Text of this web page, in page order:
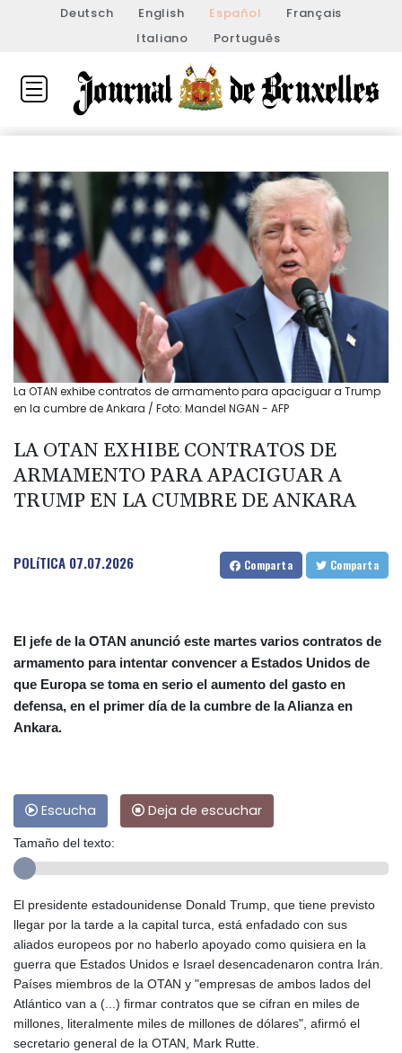
Deutsch English Español
Français
Italiano
Português
La OTAN exhibe contratos de armamento para apaciguar a Trump
en la cumbre de Ankara / Foto: Mandel NGAN - AFP
LA OTAN EXHIBE CONTRATOS DE
ARMAMENTO PARA APACIGUAR A
TRUMP EN LA CUMBRE DE ANKARA
POLíTICA 07.07.2026 Comparta Comparta
El jefe de la OTAN anunció este martes varios contratos de
armamento para intentar convencer a Estados Unidos de
que Europa se toma en serio el aumento del gasto en
defensa, en el primer día de la cumbre de la Alianza en
Ankara.
Escucha Deja de escuchar
Tamaño del texto:
El presidente estadounidense Donald Trump, que tiene previsto
llegar por la tarde a la capital turca, está enfadado con sus
aliados europeos por no haberlo apoyado como quisiera en la
guerra que Estados Unidos e Israel desencadenaron contra Irán.
Países miembros de la OTAN y "empresas de ambos lados del
Atlántico van a (...) firmar contratos que se cifran en miles de
millones, literalmente miles de millones de dólares", afirmó el
secretario general de la OTAN, Mark Rutte.